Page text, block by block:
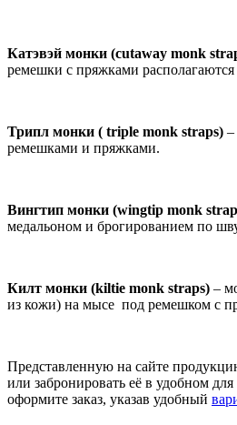
Катэвэй монки (cutaway monk
ремешки с пряжками располагаются
Трипл монки ( triple monk straps) –
ремешками и пряжками.
Вингтип монки (wingtip monk
медальоном и брогированием по
Килт монки (kiltie monk straps) –
из кожи) на мысе под ремешком с
Представленную на сайте
или забронировать её в удобном
оформите заказ, указав удобный